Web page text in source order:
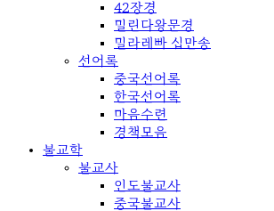
42장경
밀린다왕문경
밀라레빠 십만송
선어록
중국선어록
한국선어록
마음수련
경책모음
불교학
불교사
인도불교사
중국불교사